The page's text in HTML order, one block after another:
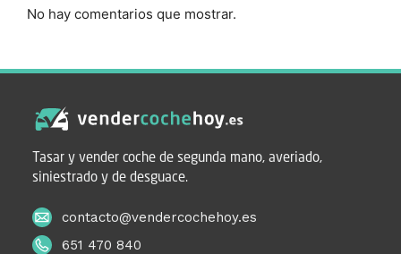
No hay comentarios que mostrar.
Tasar y vender coche de segunda mano, averiado,
siniestrado y de desguace.
contacto@vendercochehoy.es
651 470 840